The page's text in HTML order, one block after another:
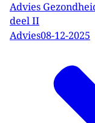
Advies
deel II
Advies08-12-2025